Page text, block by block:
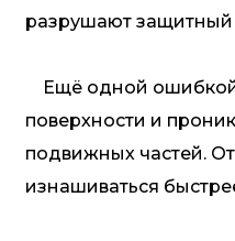
разрушают защитный
Ещё одной ошибкой
поверхности и
подвижных частей.
изнашиваться